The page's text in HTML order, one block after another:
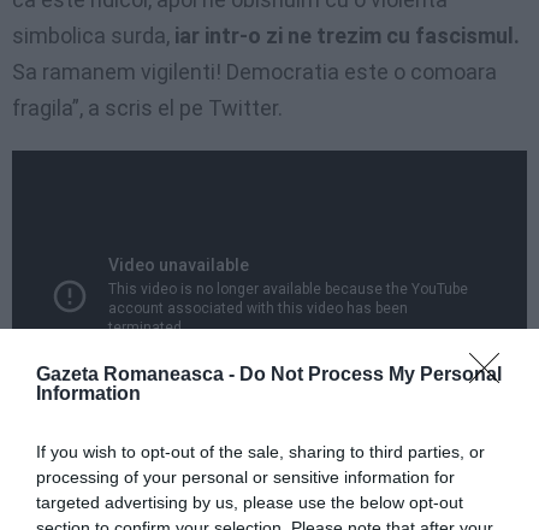
Gazeta Romaneasca - Do Not Process My Personal
Information
If you wish to opt-out of the sale, sharing to third parties, or
processing of your personal or sensitive information for
targeted advertising by us, please use the below opt-out
simbolica surda, iar intr-o zi ne trezim cu fascismul.
Sa ramanem vigilenti! Democratia este o comoara
fragila”, a scris el pe Twitter.